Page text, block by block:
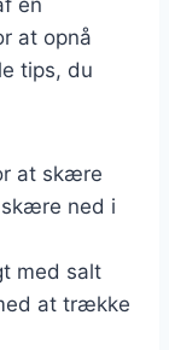
at opnå
tips, du
at skære
ned i
med salt
at trække